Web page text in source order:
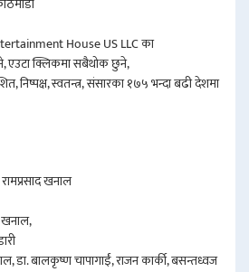
House US LLC का
एउटा क्लिकमा सबैथोक छुने,
निष्पक्ष, स्वतन्त्र, संसारका १७५ भन्दा बढी देशमा
खनाल
खनाल,
डा. बालकृष्ण चापागाईं, राजन कार्की, बसन्तध्वज